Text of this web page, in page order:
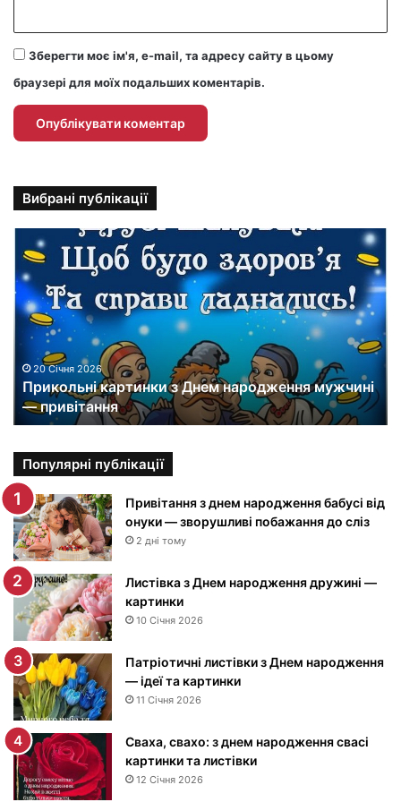
Зберегти моє ім'я, e-mail, та адресу сайту в цьому
браузері для моїх подальших коментарів.
Вибрані публікації
и
к
о
а
и
н
к
и
з
Д
н
е
н
а
р
о
д
ж
е
н
20 Січня 2026
Прикольні картинки з Днем народження мужчині
— привітання
Популярні публікації
Привітання з днем народження бабусі від
онуки — зворушливі побажання до сліз
2 дні тому
Листівка з Днем народження дружині —
картинки
10 Січня 2026
Патріотичні листівки з Днем народження
— ідеї та картинки
11 Січня 2026
Сваха, свахо: з днем народження свасі
картинки та листівки
12 Січня 2026